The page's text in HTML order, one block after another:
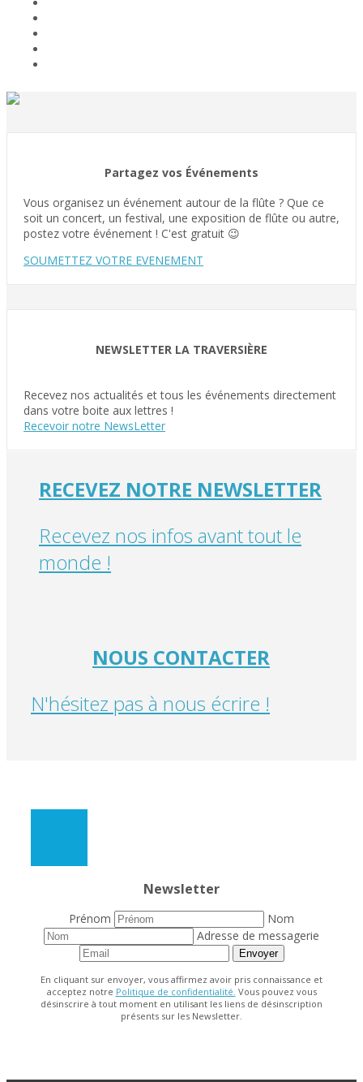
Partagez vos Événements
Vous organisez un événement autour de la flûte ? Que ce
soit un concert, un festival, une exposition de flûte ou autre,
postez votre événement ! C'est gratuit 😉
SOUMETTEZ VOTRE EVENEMENT
NEWSLETTER LA TRAVERSIÈRE
Recevez nos actualités et tous les événements directement
dans votre boite aux lettres !
Recevoir notre NewsLetter
RECEVEZ NOTRE NEWSLETTER
Recevez nos infos avant tout le
monde !
NOUS CONTACTER
N'hésitez pas à nous écrire !
Newsletter
Prénom
Nom
Adresse de messagerie
Envoyer
En cliquant sur envoyer, vous affirmez avoir pris connaissance et
acceptez notre Politique de confidentialité. Vous pouvez vous
désinscrire à tout moment en utilisant les liens de désinscription
présents sur les Newsletter.